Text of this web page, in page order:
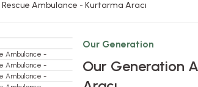
Ambulance - Kurtarma Aracı
Our Generation
Our Generation